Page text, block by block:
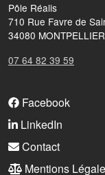
Pôle Réalis
710 Rue Favre de
34080 MONTPELLIER
07 64 82 39 59
FOOTER MENU
Facebook
LinkedIn
Contact
Mentions